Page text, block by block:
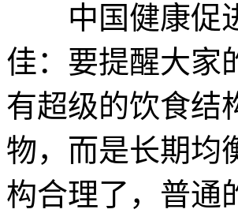
中国健康促进
佳：要提醒大家
有超级的饮食结
物，而是长期均
构合理了，普通